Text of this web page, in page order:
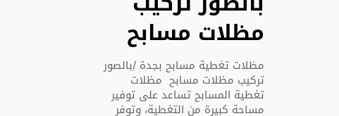
مظلات مسابح
مظلات تغطية مسابح بجدة /بالصور
تركيب مظلات مسابح مظلات
تغطية المسابح تساعد على توفير
مساحة كبيرة من التغطية، وتوفر